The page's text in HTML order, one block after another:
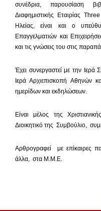
συνέδρια, παρουσίαση
Διαφημιστικής Εταιρίας
Ηλείας, είναι και ο
Επαγγελματιών και
και τις γνώσεις του στις
Έχει συνεργαστεί με την
Ιερά Αρχιεπισκοπή Αθηνών
ημερίδων και εκδηλώσεων.
Είναι μέλος της
Διοικητικό της Συμβούλιο,
Αρθρογραφεί με επίκαιρες
άλλα, στα Μ.Μ.Ε.